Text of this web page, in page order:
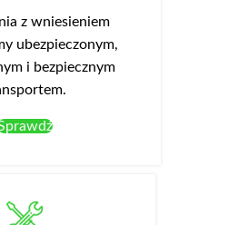
z wniesieniem
ubezpieczonym,
i bezpiecznym